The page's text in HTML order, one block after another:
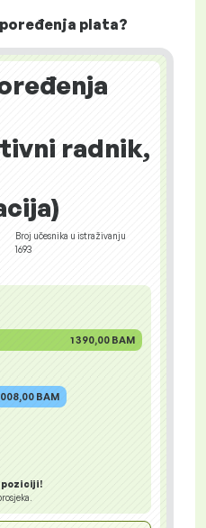
plata?
radnik,
Broj učesnika u istraživanju
1693
1 390,00 BAM
008,00 BAM
poziciji!